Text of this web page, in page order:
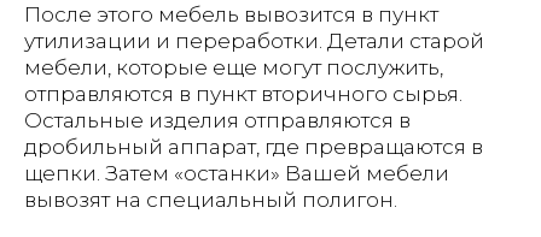
После этого мебель вывозится в пункт
утилизации и переработки. Детали старой
мебели, которые еще могут послужить,
отправляются в пункт вторичного сырья.
Остальные изделия отправляются в
дробильный аппарат, где превращаются в
щепки. Затем «останки» Вашей мебели
вывозят на специальный полигон.